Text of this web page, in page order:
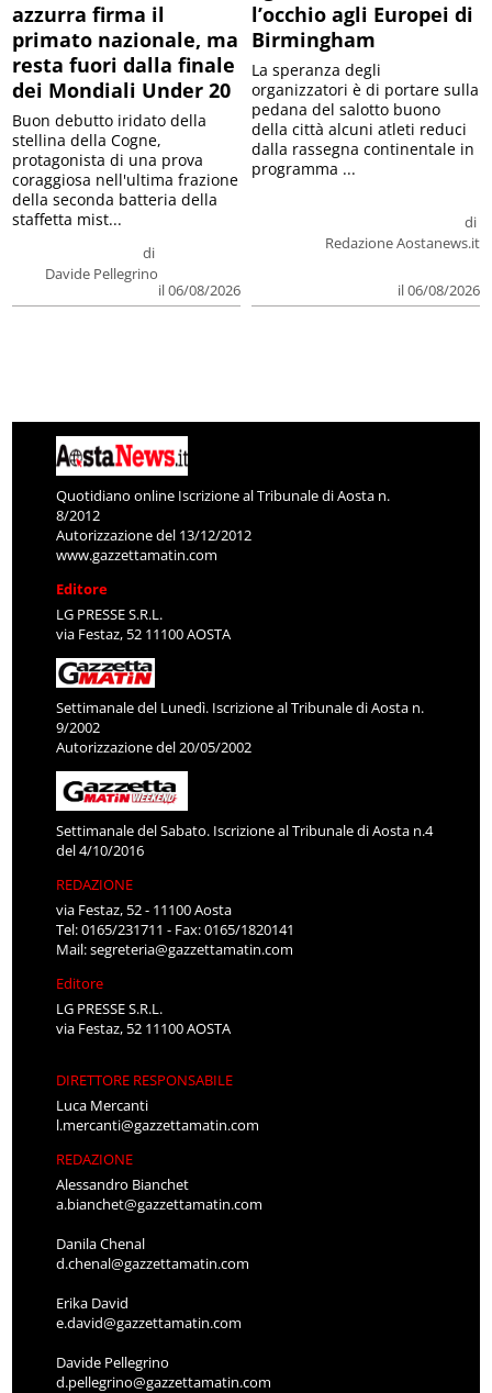
azzurra firma il
primato nazionale, ma
resta fuori dalla finale
dei Mondiali Under 20
di
Davide Pellegrino
il 06/08/2026
Buon debutto iridato della
stellina della Cogne,
protagonista di una prova
coraggiosa nell'ultima frazione
della seconda batteria della
staffetta mist...
l’occhio agli Europei di
Birmingham
di
Redazione Aostanews.it
il 06/08/2026
La speranza degli
organizzatori è di portare sulla
pedana del salotto buono
della città alcuni atleti reduci
dalla rassegna continentale in
programma ...
Quotidiano online Iscrizione al Tribunale di Aosta n.
8/2012
Autorizzazione del 13/12/2012
www.gazzettamatin.com
Editore
LG PRESSE S.R.L.
via Festaz, 52 11100 AOSTA
Settimanale del Lunedì. Iscrizione al Tribunale di Aosta n.
9/2002
Autorizzazione del 20/05/2002
Settimanale del Sabato. Iscrizione al Tribunale di Aosta n.4
del 4/10/2016
REDAZIONE
via Festaz, 52 - 11100 Aosta
Tel: 0165/231711 - Fax: 0165/1820141
Mail:segreteria@gazzettamatin.com
Editore
LG PRESSE S.R.L.
via Festaz, 52 11100 AOSTA
DIRETTORE RESPONSABILE
Luca Mercanti
l.mercanti@gazzettamatin.com
REDAZIONE
Alessandro Bianchet
a.bianchet@gazzettamatin.com
Danila Chenal
d.chenal@gazzettamatin.com
Erika David
e.david@gazzettamatin.com
Davide Pellegrino
d.pellegrino@gazzettamatin.com